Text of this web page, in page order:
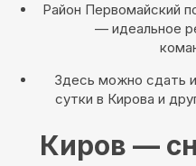
Район Первомайский
— идеальное
Здесь можно сдать
сутки в Кирова и
Киров —